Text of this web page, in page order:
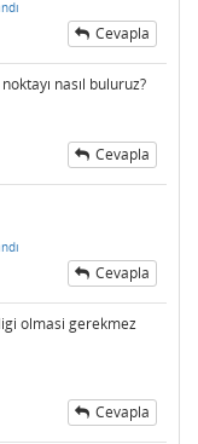
Cevapla
nasıl buluruz?
Cevapla
Cevapla
olmasi gerekmez
Cevapla